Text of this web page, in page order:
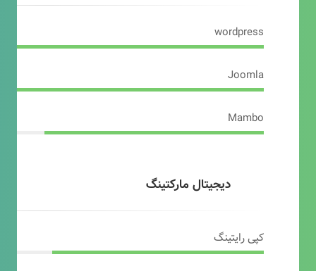
wordpress
Joomla
Mambo
دیجیتال مارکتینگ
کپی رایتینگ